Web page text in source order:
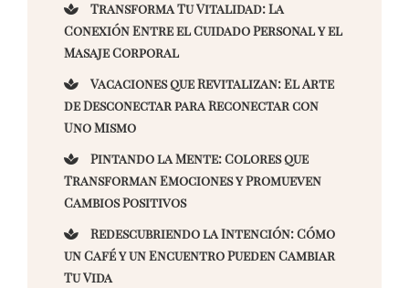
Transforma Tu Vitalidad: La
Conexión Entre el Cuidado Personal y el
Masaje Corporal
Vacaciones que Revitalizan: El Arte
de Desconectar para Reconectar con
Uno Mismo
Pintando la Mente: Colores que
Transforman Emociones y Promueven
Cambios Positivos
Redescubriendo la Intención: Cómo
un Café y un Encuentro Pueden Cambiar
Tu Vida